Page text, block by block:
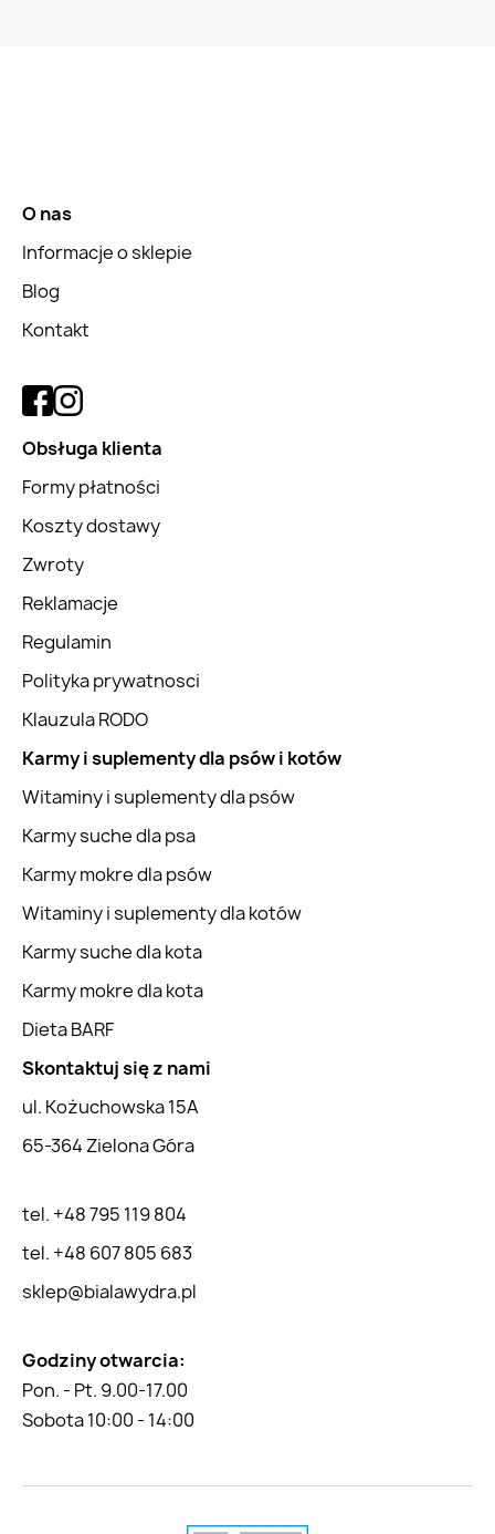
O nas
Informacje o sklepie
Blog
Kontakt
Obsługa klienta
Formy płatności
Koszty dostawy
Zwroty
Reklamacje
Regulamin
Polityka prywatnosci
Klauzula RODO
Karmy i suplementy dla psów i kotów
Witaminy i suplementy dla psów
Karmy suche dla psa
Karmy mokre dla psów
Witaminy i suplementy dla kotów
Karmy suche dla kota
Karmy mokre dla kota
Dieta BARF
Skontaktuj się z nami
ul. Kożuchowska 15A
65-364 Zielona Góra
tel. +48 795 119 804
tel. +48 607 805 683
sklep@bialawydra.pl
Godziny otwarcia:
Pon. - Pt. 9.00-17.00
Sobota 10:00 - 14:00